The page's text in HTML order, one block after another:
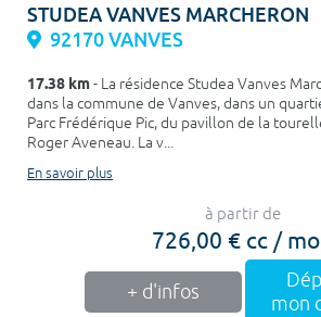
STUDEA VANVES MARCHERON
92170 VANVES
17.38 km- La résidence Studea Vanves
dans la commune de Vanves, dans un
Parc Frédérique Pic, du pavillon de la
Roger Aveneau. La v...
En savoir plus
à partir de
726,00 € cc /
+ d'infos
mon